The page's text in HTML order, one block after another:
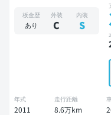
板金歴
あり
外装
C
内装
S
年式
2011
走行距離
8.6万km